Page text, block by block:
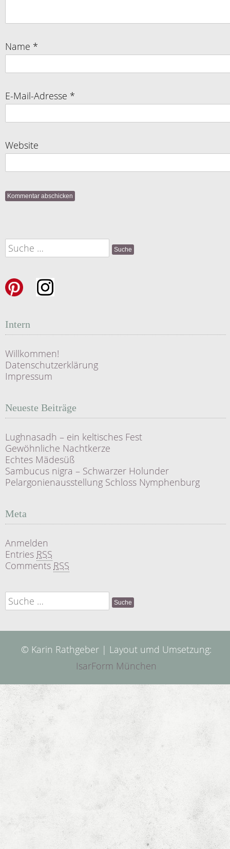
Name *
E-Mail-Adresse *
Website
Suche
nach:
Intern
Willkommen!
Datenschutzerklärung
Impressum
Neueste Beiträge
Lughnasadh – ein keltisches Fest
Gewöhnliche Nachtkerze
Echtes Mädesüß
Sambucus nigra – Schwarzer Holunder
Pelargonienausstellung Schloss Nymphenburg
Meta
Anmelden
Entries RSS
Comments RSS
Suche
nach:
© Karin Rathgeber | Layout umd Umsetzung:
IsarForm München